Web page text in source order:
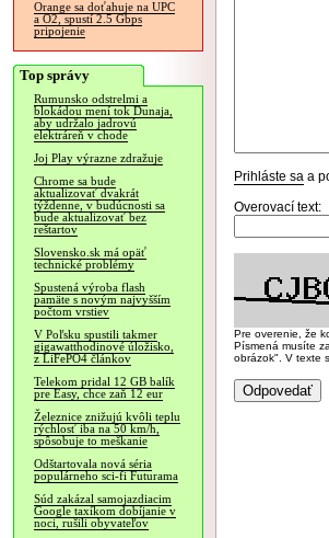
Orange sa doťahuje na UPC
a O2, spustí 2.5 Gbps
pripojenie
Top správy
Rumunsko odstrelmi a
blokádou mení tok Dunaja,
aby udržalo jadrovú
elektráreň v chode
Joj Play výrazne zdražuje
Chrome sa bude
aktualizovať dvakrát
týždenne, v budúcnosti sa
bude aktualizovať bez
reštartov
Slovensko.sk má opäť
technické problémy
Spustená výroba flash
pamäte s novým najvyšším
počtom vrstiev
V Poľsku spustili takmer
gigawatthodinové úložisko,
z LiFePO4 článkov
Telekom pridal 12 GB balík
pre Easy, chce zaň 12 eur
Železnice znižujú kvôli teplu
rýchlosť iba na 50 km/h,
spôsobuje to meškanie
Odštartovala nová séria
populárneho sci-fi Futurama
Súd zakázal samojazdiacim
Google taxíkom dobíjanie v
noci, rušili obyvateľov
Prihláste sa a
Overovací text:
Pre overenie, že
Písmená musíte
obrázok". V texte